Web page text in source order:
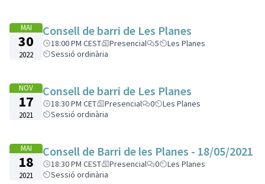
MAI
30
2022
Consell de barri de Les Planes
18:00 PM CEST Presencial 5
Les Planes
Sessió ordinària
NOV
17
2021
Consell de barri de Les Planes
18:30 PM CET Presencial 0
Les Planes
Sessió ordinària
MAI
18
2021
Consell de Barri de les Planes - 18/05/2021
18:30 PM CEST Presencial 0
Les Planes
Sessió ordinària